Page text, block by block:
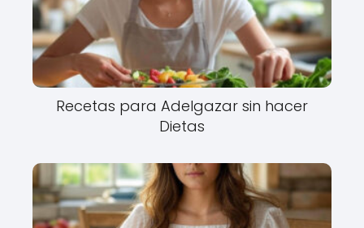
Recetas para Adelgazar sin hacer
Dietas